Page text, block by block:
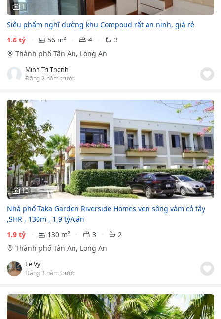
1
Siêu phẩm nghĩ dường khu Compoud rất an ninh, giá rẻ
1.6 tỷ
56 m² 4
3
Thành phố Tân An, Long An
Minh Tri Thanh
Đăng 2 năm trước
15
Nhà phố Taka Garden Riverside Homes ven sông vàm cỏ tây
,SHR , 130m , 1,9 tỷ/căn
1.9 tỷ
130 m² 3
2
Thành phố Tân An, Long An
Le Vy
Đăng 3 năm trước